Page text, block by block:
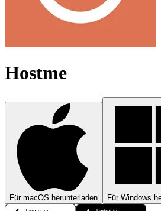
Hostme
Für macOS herunterladen Für Windows